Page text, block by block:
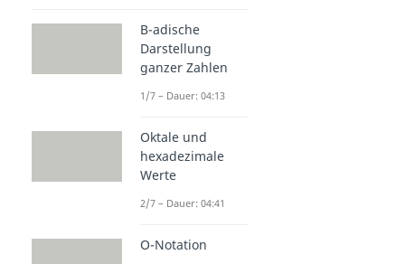
B-adische
Darstellung
ganzer Zahlen
1/7 – Dauer: 04:13
Oktale und
hexadezimale
Werte
2/7 – Dauer: 04:41
O-Notation